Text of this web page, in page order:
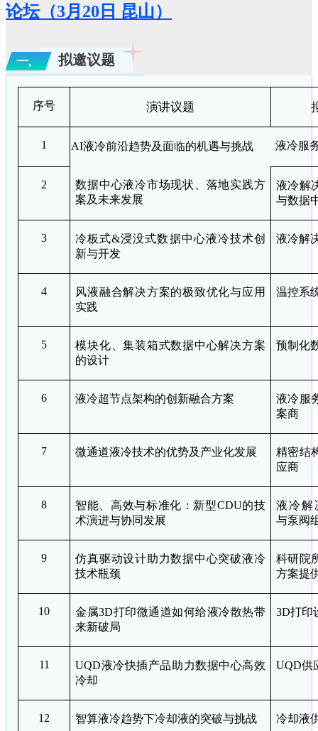
论坛（3月20日 昆山）
一、 拟邀议题
序号 演讲议题
1 AI液冷前沿趋势及面临的机遇与挑战 液冷服
2
数据中心液冷市场现状、落地实践方
案及未来发展
液冷解
与数据
3 冷板式&浸没式数据中心液冷技术创
新与开发
液冷解
4
风液融合解决方案的极致优化与应用
实践
温控系
5
模块化、集装箱式数据中心解决方案
的设计
预制化
6 液冷超节点架构的创新融合方案
液冷服
案商
7 微通道液冷技术的优势及产业化发展
精密结
应商
8 智能、高效与标准化：新型CDU的技
术演进与协同发展
液冷解
与泵阀
9
仿真驱动设计助力数据中心突破液冷
技术瓶颈
科研院
方案提
10 金属3D打印微通道如何给液冷散热带
来新破局
3D打印
11 UQD液冷快插产品助力数据中心高效
冷却
UQD供
12 智算液冷趋势下冷却液的突破与挑战 冷却液